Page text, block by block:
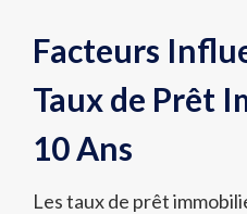
Facteurs
Taux de Prêt
10 Ans
Les taux de prêt